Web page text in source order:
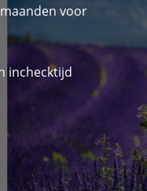
voor
inchecktijd